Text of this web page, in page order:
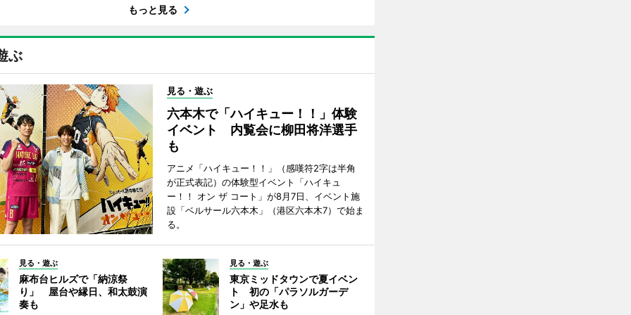
もっと見る
ぶ
見る・遊ぶ
六本木で「ハイキュー！！」体験
イベント 内覧会に柳田将洋選手
も
アニメ「ハイキュー！！」（感嘆符2字は半角
が正式表記）の体験型イベント「ハイキュ
ー！！ オン ザ コート」が8月7日、イベント施
設「ベルサール六本木」（港区六本木7）で始ま
る。
見る・遊ぶ
麻布台ヒルズで「納涼祭
り」 屋台や縁日、和太鼓演
奏も
見る・遊ぶ
東京ミッドタウンで夏イベン
ト 初の「パラソルガーデ
ン」や足水も